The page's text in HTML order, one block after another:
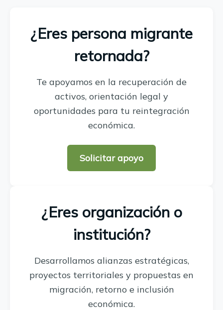
¿Eres persona migrante
retornada?
Te apoyamos en la recuperación de
activos, orientación legal y
oportunidades para tu reintegración
económica.
Solicitar apoyo
¿Eres organización o
institución?
Desarrollamos alianzas estratégicas,
proyectos territoriales y propuestas en
migración, retorno e inclusión
económica.